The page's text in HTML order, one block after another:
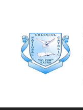
content